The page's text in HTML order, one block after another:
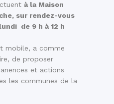
à la Maison
sur rendez-vous
de 9 h à 12 h
mobile, a comme
de proposer
et actions
les communes de la